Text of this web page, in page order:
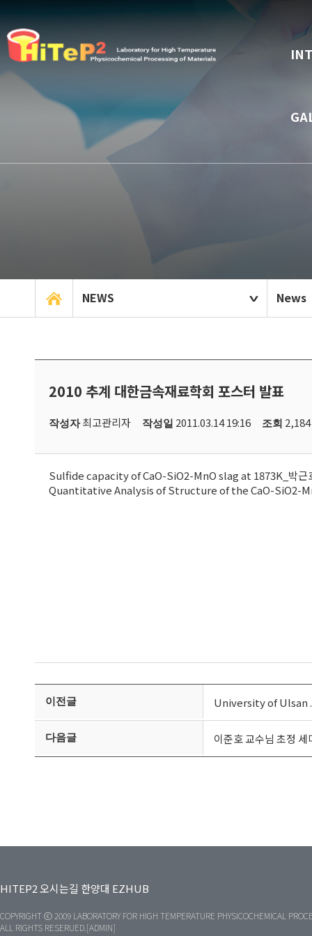
NEWS News
2010 추계 대한금속재료학회 포스터 발표
작성자최고관리자 작성일 2011.03.14 19:16 조회 2,184
Sulfide capacity of CaO-SiO2-MnO slag at 1873K_박근
Quantitative Analysis of Structure of the CaO-SiO2-
이전글
다음글 이준호 교수님 초정
HITEP2오시는길 한양대 EZHUB
COPYRIGHT ⓒ 2009 LABORATORY FOR HIGH TEMPERATURE PHYSICOCHEMICAL
ALL RIGHTS RESERUED.[ADMIN]